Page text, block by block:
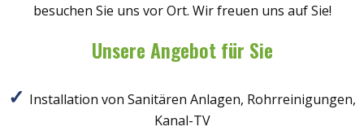
besuchen Sie uns vor Ort. Wir freuen uns auf Sie!
Unsere Angebot für Sie
Installation von Sanitären Anlagen, Rohrreinigungen,
Kanal-TV